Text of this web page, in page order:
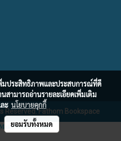
Reserved. Fathom Bookspace
MakeWebEasy.com
มประสิทธิภาพและประสบการณ์ที่ดี
สามารถอ่านรายละเอียดเพิ่มเติม
ะ นโยบายคุกกี้
ยอมรับทั้งหมด